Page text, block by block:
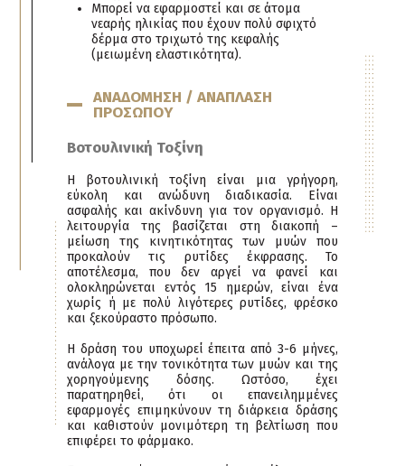
Μπορεί να εφαρμοστεί και σε άτομα
νεαρής ηλικίας που έχουν πολύ σφιχτό
δέρμα στο τριχωτό της κεφαλής
(μειωμένη ελαστικότητα).
ΑΝΑΔΟΜΗΣΗ / ΑΝΑΠΛΑΣΗ
ΠΡΟΣΩΠΟY
Bοτουλινική Τοξίνη
H βοτουλινική τοξίνη είναι μια γρήγορη,
εύκολη και ανώδυνη διαδικασία. Είναι
ασφαλής και ακίνδυνη για τον οργανισμό. Η
λειτουργία της βασίζεται στη διακοπή –
μείωση της κινητικότητας των μυών που
προκαλούν τις ρυτίδες έκφρασης. Το
αποτέλεσμα, που δεν αργεί να φανεί και
ολοκληρώνεται εντός 15 ημερών, είναι ένα
χωρίς ή με πολύ λιγότερες ρυτίδες, φρέσκο
και ξεκούραστο πρόσωπο.
Η δράση του υποχωρεί έπειτα από 3-6 μήνες,
ανάλογα με την τονικότητα των μυών και της
χορηγούμενης δόσης. Ωστόσο, έχει
παρατηρηθεί, ότι οι επανειλημμένες
εφαρμογές επιμηκύνουν τη διάρκεια δράσης
και καθιστούν μονιμότερη τη βελτίωση που
επιφέρει το φάρμακο.